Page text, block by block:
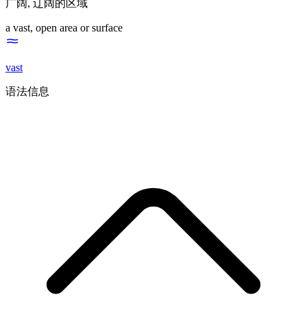
广阔 , 辽阔的区域
a vast, open area or surface
vast
语法信息